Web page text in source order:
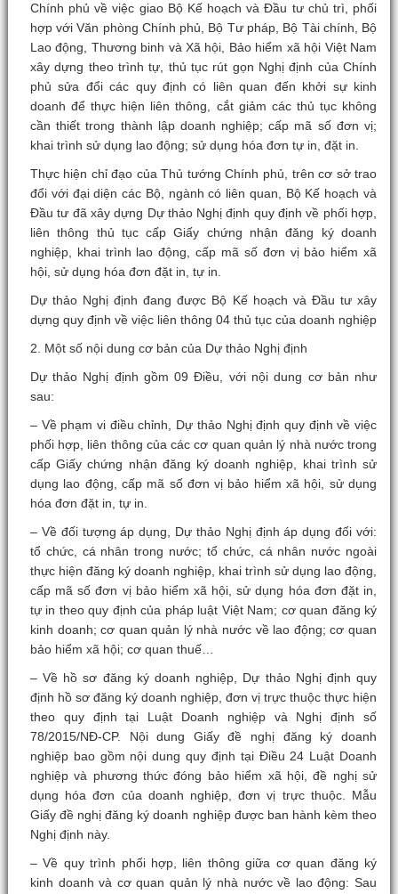
Chính phủ về việc giao Bộ Kế hoạch và Đầu tư chủ trì, phối
hợp với Văn phòng Chính phủ, Bộ Tư pháp, Bộ Tài chính, Bộ
Lao động, Thương binh và Xã hội, Bảo hiểm xã hội Việt Nam
xây dựng theo trình tự, thủ tục rút gọn Nghị định của Chính
phủ sửa đổi các quy định có liên quan đến khởi sự kinh
doanh để thực hiện liên thông, cắt giảm các thủ tục không
cần thiết trong thành lập doanh nghiệp; cấp mã số đơn vị;
khai trình sử dụng lao động; sử dụng hóa đơn tự in, đặt in.
Thực hiện chỉ đạo của Thủ tướng Chính phủ, trên cơ sở trao
đổi với đại diện các Bộ, ngành có liên quan, Bộ Kế hoạch và
Đầu tư đã xây dựng Dự thảo Nghị định quy định về phối hợp,
liên thông thủ tục cấp Giấy chứng nhận đăng ký doanh
nghiệp, khai trình lao động, cấp mã số đơn vị bảo hiểm xã
hội, sử dụng hóa đơn đặt in, tự in.
Dự thảo Nghị định đang được Bộ Kế hoạch và Đầu tư xây
dựng quy định về việc liên thông 04 thủ tục của doanh nghiệp
2. Một số nội dung cơ bản của Dự thảo Nghị định
Dự thảo Nghị định gồm 09 Điều, với nội dung cơ bản như
sau:
– Về phạm vi điều chỉnh, Dự thảo Nghị định quy định về việc
phối hợp, liên thông của các cơ quan quản lý nhà nước trong
cấp Giấy chứng nhận đăng ký doanh nghiệp, khai trình sử
dụng lao động, cấp mã số đơn vị bảo hiểm xã hội, sử dụng
hóa đơn đặt in, tự in.
– Về đối tượng áp dụng, Dự thảo Nghị định áp dụng đối với:
tổ chức, cá nhân trong nước; tổ chức, cá nhân nước ngoài
thực hiện đăng ký doanh nghiệp, khai trình sử dụng lao động,
cấp mã số đơn vị bảo hiểm xã hội, sử dụng hóa đơn đặt in,
tự in theo quy định của pháp luật Việt Nam; cơ quan đăng ký
kinh doanh; cơ quan quản lý nhà nước về lao động; cơ quan
bảo hiểm xã hội; cơ quan thuế…
– Về hồ sơ đăng ký doanh nghiệp, Dự thảo Nghị định quy
định hồ sơ đăng ký doanh nghiệp, đơn vị trực thuộc thực hiện
theo quy định tại Luật Doanh nghiệp và Nghị định số
78/2015/NĐ-CP. Nội dung Giấy đề nghị đăng ký doanh
nghiệp bao gồm nội dung quy định tại Điều 24 Luật Doanh
nghiệp và phương thức đóng bảo hiểm xã hội, đề nghị sử
dụng hóa đơn của doanh nghiệp, đơn vị trực thuộc. Mẫu
Giấy đề nghị đăng ký doanh nghiệp được ban hành kèm theo
Nghị định này.
– Về quy trình phối hợp, liên thông giữa cơ quan đăng ký
kinh doanh và cơ quan quản lý nhà nước về lao động: Sau